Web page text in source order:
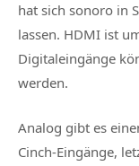
hat sich sonoro in
lassen. HDMI ist
Digitaleingänge
werden.
Analog gibt es
Cinch-Eingänge,